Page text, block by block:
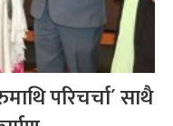
परिचर्चा´ साथै